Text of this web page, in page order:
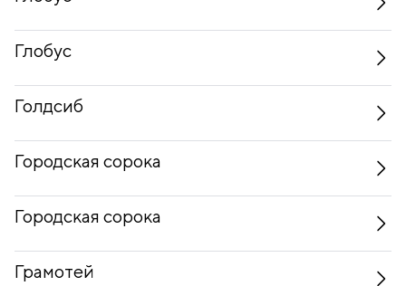
Глобус
Голдсиб
Городская сорока
Городская сорока
Грамотей